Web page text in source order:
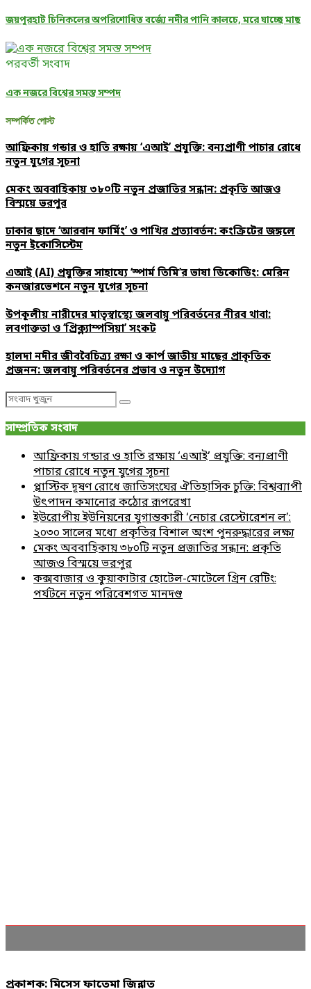
জয়পুরহাট চিনিকলের অপরিশোধিত বর্জ্যে নদীর পানি কালচে, মরে যাচ্ছে মাছ
পরবর্তী সংবাদ
এক নজরে বিশ্বের সমস্ত সম্পদ
সম্পর্কিত পোস্ট
আফ্রিকায় গন্ডার ও হাতি রক্ষায় ‘এআই’ প্রযুক্তি: বন্যপ্রাণী পাচার রোধে
নতুন যুগের সূচনা
মেকং অববাহিকায় ৩৮০টি নতুন প্রজাতির সন্ধান: প্রকৃতি আজও
বিস্ময়ে ভরপুর
ঢাকার ছাদে ‘আরবান ফার্মিং’ ও পাখির প্রত্যাবর্তন: কংক্রিটের জঙ্গলে
নতুন ইকোসিস্টেম
এআই (AI) প্রযুক্তির সাহায্যে ‘স্পার্ম তিমি’র ভাষা ডিকোডিং: মেরিন
কনজারভেশনে নতুন যুগের সূচনা
উপকূলীয় নারীদের মাতৃস্বাস্থ্যে জলবায়ু পরিবর্তনের নীরব থাবা:
লবণাক্ততা ও ‘প্রিক্ল্যাম্পসিয়া’ সংকট
হালদা নদীর জীববৈচিত্র্য রক্ষা ও কার্প জাতীয় মাছের প্রাকৃতিক
প্রজনন: জলবায়ু পরিবর্তনের প্রভাব ও নতুন উদ্যোগ
Search
Search
সাম্প্রতিক সংবাদ
আফ্রিকায় গন্ডার ও হাতি রক্ষায় ‘এআই’ প্রযুক্তি: বন্যপ্রাণী
পাচার রোধে নতুন যুগের সূচনা
প্লাস্টিক দূষণ রোধে জাতিসংঘের ঐতিহাসিক চুক্তি: বিশ্বব্যাপী
উৎপাদন কমানোর কঠোর রূপরেখা
ইউরোপীয় ইউনিয়নের যুগান্তকারী ‘নেচার রেস্টোরেশন ল’:
২০৩০ সালের মধ্যে প্রকৃতির বিশাল অংশ পুনরুদ্ধারের লক্ষ্য
মেকং অববাহিকায় ৩৮০টি নতুন প্রজাতির সন্ধান: প্রকৃতি
আজও বিস্ময়ে ভরপুর
কক্সবাজার ও কুয়াকাটার হোটেল-মোটেলে গ্রিন রেটিং:
পর্যটনে নতুন পরিবেশগত মানদণ্ড
প্রকাশক: মিসেস ফাতেমা জিন্নাত